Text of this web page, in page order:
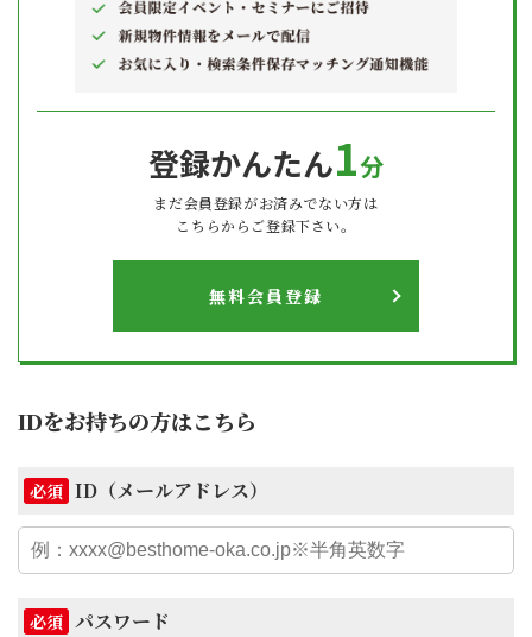
登録かんたん1分
まだ会員登録がお済みでない方は
こちらからご登録下さい。
無料会員登録
IDをお持ちの方はこちら
必須 ID（メールアドレス）
必須 パスワード